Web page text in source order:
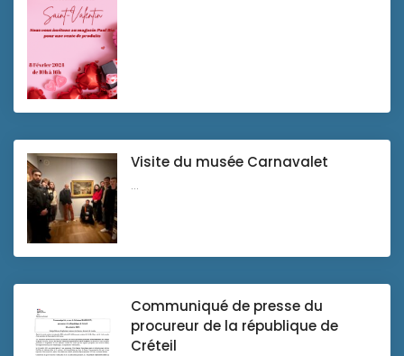
Visite du musée Carnavalet
...
Communiqué de presse du
procureur de la république de
Créteil